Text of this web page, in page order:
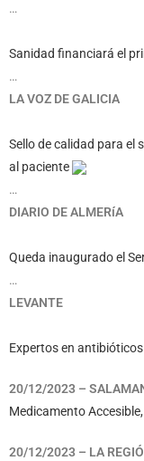
…
Sanidad financiará el
…
LA VOZ DE GALICIA
Sello de calidad para el
al paciente
…
DIARIO DE ALMERíA
Queda inaugurado el
…
LEVANTE
Expertos en
20/12/2023 –
Medicamento
20/12/2023 – LA